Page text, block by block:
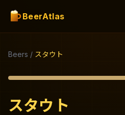
BeerAtlas
Beers / スタウト
スタウト